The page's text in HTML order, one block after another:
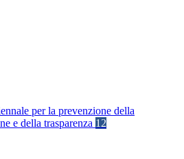
per la prevenzione della
e della trasparenza 12